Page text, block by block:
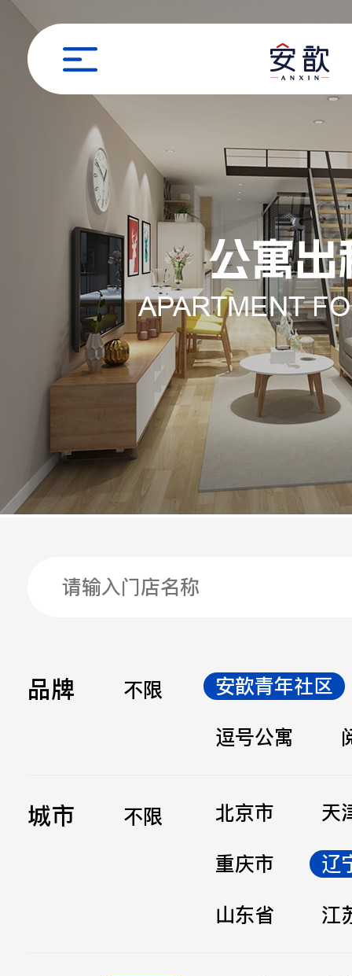
品牌 不限
安歆青年社区
逗号公寓
城市 不限 北京市
天
重庆市
辽
山东省
江
职位申请
姓名
手机
公司
邮箱
留言
立即提交